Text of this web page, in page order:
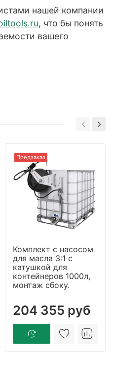
нашей компании
, что бы понять
вашего
Предзаказ
Комплект с насосом
для масла 3:1 с
катушкой для
контейнеров 1000л,
монтаж сбоку.
204 355 руб